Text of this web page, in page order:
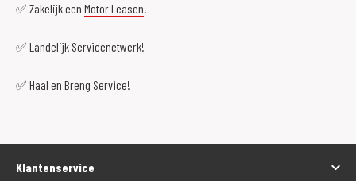
✅ Zakelijk een Motor Leasen!
✅ Landelijk Servicenetwerk!
✅ Haal en Breng Service!
Klantenservice